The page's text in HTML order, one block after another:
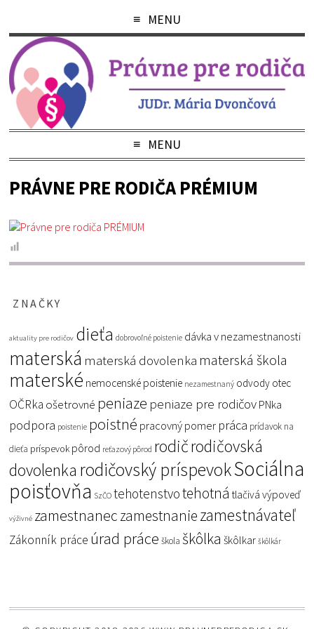
MENU
MENU
PRÁVNE PRE RODIČA PRÉMIUM
ZNAČKY
aktuality pre rodičov dieťa dobrovoľné poistenie dávka v nezamestnanosti
materská materská dovolenka materská škola
materské nemocenské poistenie nezamestnaný odvody otec
OČRka ošetrovné peniaze peniaze pre rodičov PNka
podpora poistenie poistné pracovný pomer práca prídavok na
dieťa príspevok pôrod reťazový pôrod rodičrodičovská
dovolenka rodičovský príspevokSociálna
poisťovňa SzČO tehotenstvotehotná tlačivá výpoveď
výživné zamestnaneczamestnaniezamestnávateľ
Zákonník práce úrad práce škola škôlka škôlkar škôlkár